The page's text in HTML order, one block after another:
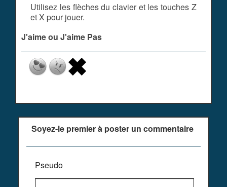
Utilisez les flèches du clavier et les touches Z
et X pour jouer.
J'aime ou J'aime Pas
Soyez-le premier à poster un commentaire
Pseudo